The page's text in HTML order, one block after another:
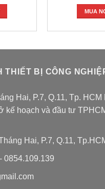
MUA
THIẾT BỊ CÔNG
Hai, P.7, Q.11, Tp. HCM
kế hoạch và đầu tư
Hai, P.7, Q.11,
0854.109.139